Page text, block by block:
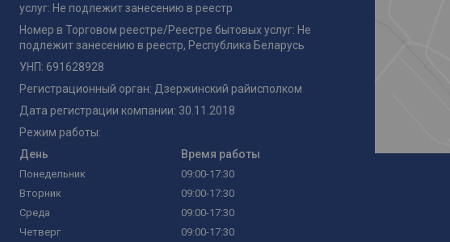
услуг: Не подлежит занесению в реестр
Номер в Торговом реестре/Реестре бытовых услуг: Не
подлежит занесению в реестр, Республика Беларусь
УНП: 691628928
Регистрационный орган: Дзержинский райисполком
Дата регистрации компании: 30.11.2018
Режим работы:
День
Время работы
Понедельник
09:00-17:30
Вторник
09:00-17:30
Среда
09:00-17:30
Четверг
09:00-17:30